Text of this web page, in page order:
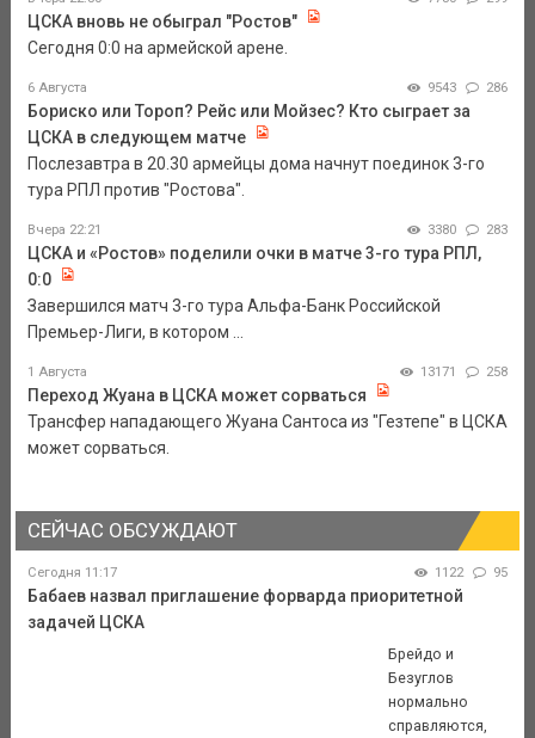
ЦСКА вновь не обыграл "Ростов"
Сегодня 0:0 на армейской арене.
6 Августа 9543 286
Бориско или Тороп? Рейс или Мойзес? Кто сыграет за
ЦСКА в следующем матче
Послезавтра в 20.30 армейцы дома начнут поединок 3-го
тура РПЛ против "Ростова".
Вчера 22:21 3380 283
ЦСКА и «Ростов» поделили очки в матче 3-го тура РПЛ,
0:0
Завершился матч 3-го тура Альфа-Банк Российской
Премьер-Лиги, в котором ...
1 Августа 13171 258
Переход Жуана в ЦСКА может сорваться
Трансфер нападающего Жуана Сантоса из "Гезтепе" в ЦСКА
может сорваться.
СЕЙЧАС ОБСУЖДАЮТ
Сегодня 11:17 1122 95
Бабаев назвал приглашение форварда приоритетной
задачей ЦСКА
Брейдо и
Безуглов
нормально
справляются,